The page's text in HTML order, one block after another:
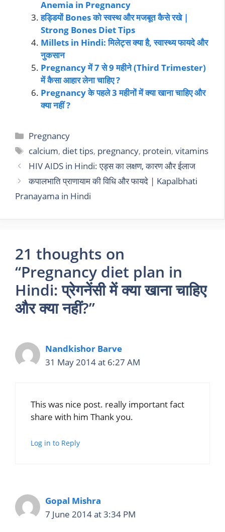
Anemia in Pregnancy
हड्डियों Bones को स्वस्थ और मजबूत कैसे रखे |
Strong Bones Diet Tips
Millets in Hindi: मिलेट्स क्या है, स्वास्थ्य फायदे और
नुकसान
Pregnancy में 7 से 9 महीने (Third Trimester)
में कैसा आहार लेना चाहिए ?
Pregnancy के पहले 3 महीनों में क्या खाना चाहिए और
क्या नहीं ?
Pregnancy
calcium, diet tips, pregnancy, protein,vitamins
HIV AIDS in Hindi: एड्स का लक्षण, कारण और ईलाज
कपालभाति प्राणायाम की विधि और फायदे | Kapalbhati
Pranayama in Hindi
21 thoughts on
“Pregnancy diet plan in
Hindi: प्रेगनेंसी में क्या खाना चाहिए
और क्या नहीं?”
Nandkishor Barve
31 May 2014 at 6:27 AM
This was nice post. really important fact
share with him Thank you.
Log in to Reply
Gopal Mishra
7 June 2014 at 3:34 PM